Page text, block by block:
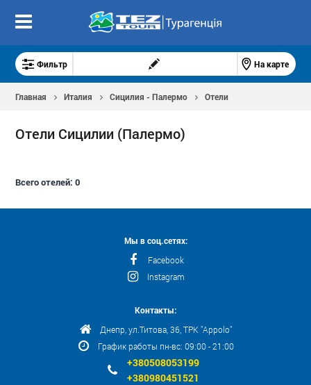
Фильтр На карте
Главная Италия Сицилия - Палермо Отели
Отели Сицилии (Палермо)
Всего отелей:0
Мы в соц.сетях:
Facebook
Instagram
Контакты:
Днепр, ул.Титова, 36, ТРК "Appolo"
График работы пн-вс: 09:00 - 21:00
+380508053199
+380980451521